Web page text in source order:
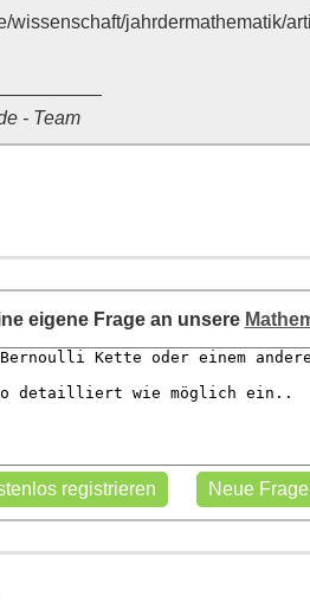
wissenschaft/jahrdermathematik/
- Team
eigene Frage an unsere